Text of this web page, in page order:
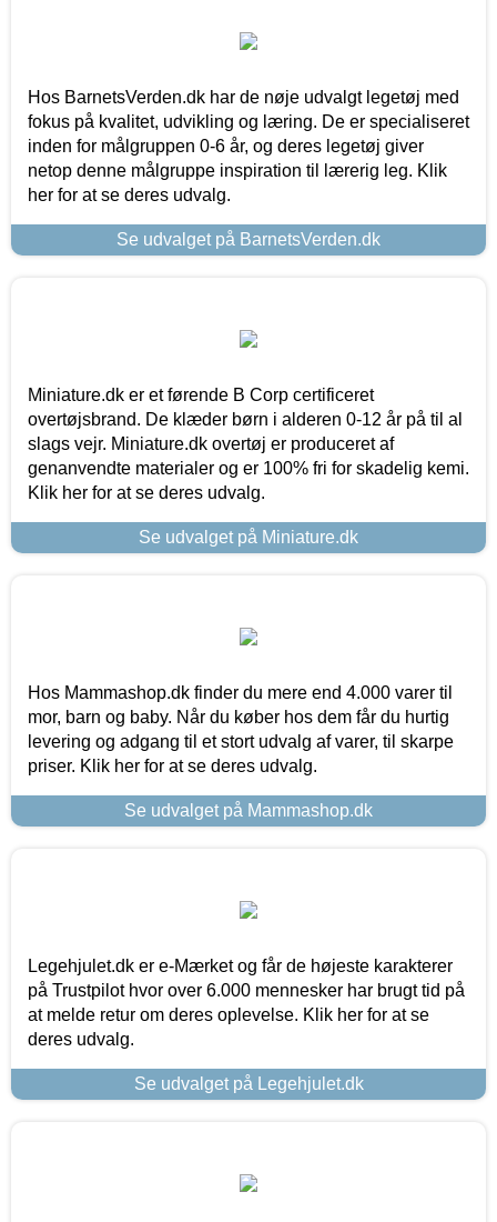
Hos BarnetsVerden.dk har de nøje udvalgt legetøj med
fokus på kvalitet, udvikling og læring. De er specialiseret
inden for målgruppen 0-6 år, og deres legetøj giver
netop denne målgruppe inspiration til lærerig leg. Klik
her for at se deres udvalg.
Se udvalget på BarnetsVerden.dk
Miniature.dk er et førende B Corp certificeret
overtøjsbrand. De klæder børn i alderen 0-12 år på til al
slags vejr. Miniature.dk overtøj er produceret af
genanvendte materialer og er 100% fri for skadelig kemi.
Klik her for at se deres udvalg.
Se udvalget på Miniature.dk
Hos Mammashop.dk finder du mere end 4.000 varer til
mor, barn og baby. Når du køber hos dem får du hurtig
levering og adgang til et stort udvalg af varer, til skarpe
priser. Klik her for at se deres udvalg.
Se udvalget på Mammashop.dk
Legehjulet.dk er e-Mærket og får de højeste karakterer
på Trustpilot hvor over 6.000 mennesker har brugt tid på
at melde retur om deres oplevelse. Klik her for at se
deres udvalg.
Se udvalget på Legehjulet.dk